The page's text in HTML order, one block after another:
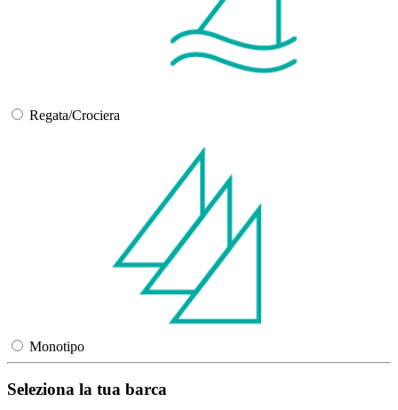
Regata/Crociera
Monotipo
Seleziona la tua barca